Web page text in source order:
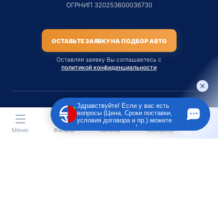
ОГРНИП 320253600036730
ОСТАВЬТЕ ЗАЯВКУ НА ПОДБОР АВТО
Оставляя заявку Вы соглашаетесь с
политикой конфиденциальности
Материалы данного сайта являются публичной офертой
только на услугу сопровождения Агентом приобретения
транспортного средства Клиентом.
Меню Фильтр Каталог Контакты
Здравствуйте! Если у вас есть
вопросы (Цена, Сроки поставки,
условия договора и пр.) можете
задать их мне в чат!